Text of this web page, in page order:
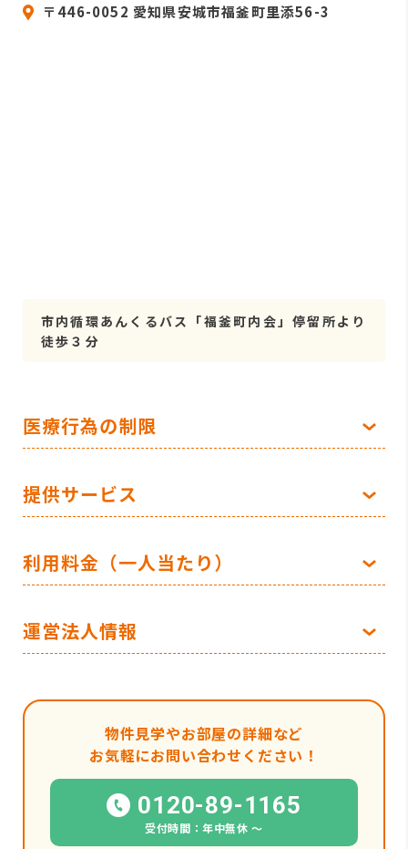
〒446-0052 愛知県安城市福釜町里添56-3
市内循環あんくるバス「福釜町内会」停留所より
徒歩３分
医療行為の制限
提供サービス
利用料金（一人当たり）
運営法人情報
物件見学やお部屋の詳細など
お気軽にお問い合わせください！
0120-89-1165
受付時間：年中無休 〜